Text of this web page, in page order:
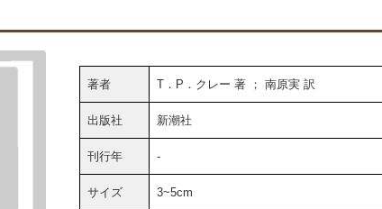
著者 T．P．クレー 著 ； 南原実 訳
出版社 新潮社
刊行年 -
サイズ 3~5cm